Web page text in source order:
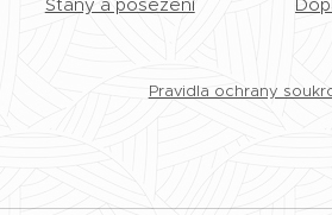
Pravidla ochrany